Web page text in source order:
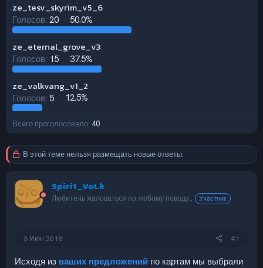
а
ze_tesv_skyrim_v5_6
Голосов: 20 50.0%
ze_eternal_grove_v3
Голосов: 15 37.5%
ze_valkvang_v1_2
Голосов: 5 12.5%
Всего проголосовало 40
В этой теме нельзя размещать новые ответы.
Spirit_VoLk
Любитель жаловаться по любому поводу.. Участник
3 Июн 2018 #1
Исходя из ваших предложений по картам мы выбрали